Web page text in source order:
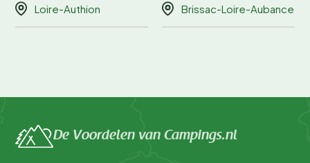
Loire-Authion Brissac-Loire-Aubance
De Voordelen van Campings.nl